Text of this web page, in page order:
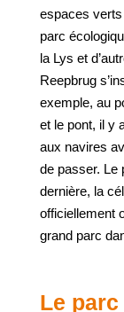
espaces verts
parc
la Lys et
Reepbrug
exemple, au
et le pont, il y
aux navires
de passer. Le
dernière, la
officiellement
grand parc
Le